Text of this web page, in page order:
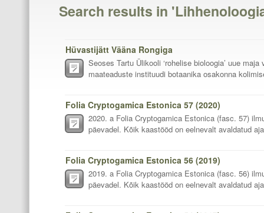
Search results in
Hüvastijätt Vääna Rongiga
Seoses Tartu Ülikooli ‘rohelise bioloogia’ uue
maateaduste instituudi botaanika osakonna
Folia Cryptogamica Estonica 57 (2020)
2020. a Folia Cryptogamica Estonica (fasc. 57)
päevadel. Kõik kaastööd on eelnevalt avaldatud
Folia Cryptogamica Estonica 56 (2019)
2019. a Folia Cryptogamica Estonica (fasc. 56)
päevadel. Kõik kaastööd on eelnevalt avaldatud